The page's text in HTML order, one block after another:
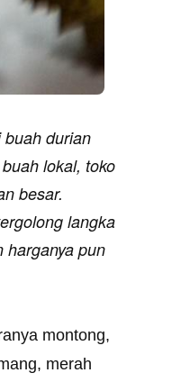
durian
lokal, toko
besar.
langka
harganya pun
montong,
merah